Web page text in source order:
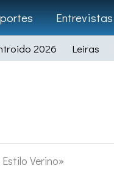
Entrevistas
2026 Leiras
Verino»